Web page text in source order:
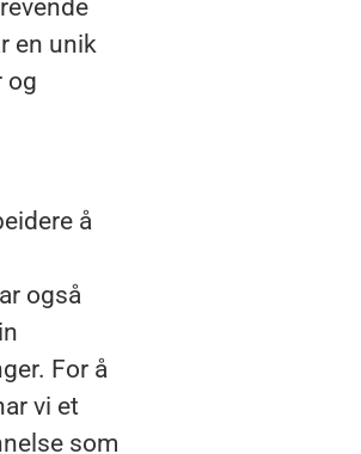
en unik
og
å
også
For å
vi et
som